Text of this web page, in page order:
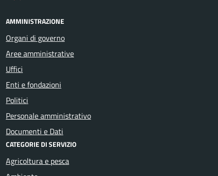
AMMINISTRAZIONE
Organi di governo
Aree amministrative
Uffici
Enti e fondazioni
Politici
Personale amministrativo
Documenti e Dati
CATEGORIE DI SERVIZIO
Agricoltura e pesca